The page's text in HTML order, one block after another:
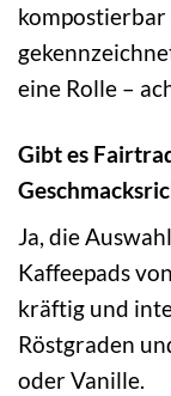
eine Rolle –
Gibt es
Ja, die
Kaffeepads
kräftig und
Röstgraden
oder Vanille.